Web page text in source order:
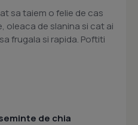
sa taiem o felie de cas
oleaca de slanina si cat ai
frugala si rapida. Poftiti
de chia